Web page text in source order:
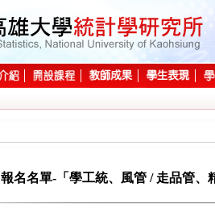
報名名單-「學工統、風管 / 走品管、